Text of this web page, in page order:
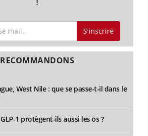
!
S'inscrire
West Nile : que se passe-t-il dans le
1 protègent-ils aussi les os ?